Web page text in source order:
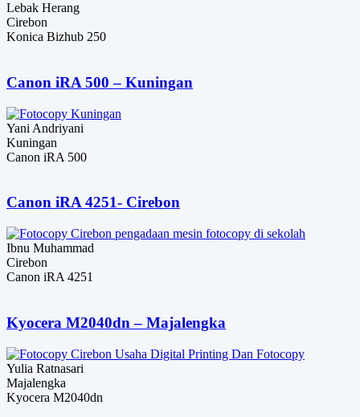
Lebak Herang
Cirebon
Konica Bizhub 250
Canon iRA 500 – Kuningan
Yani Andriyani
Kuningan
Canon iRA 500
Canon iRA 4251- Cirebon
Ibnu Muhammad
Cirebon
Canon iRA 4251
Kyocera M2040dn – Majalengka
Yulia Ratnasari
Majalengka
Kyocera M2040dn